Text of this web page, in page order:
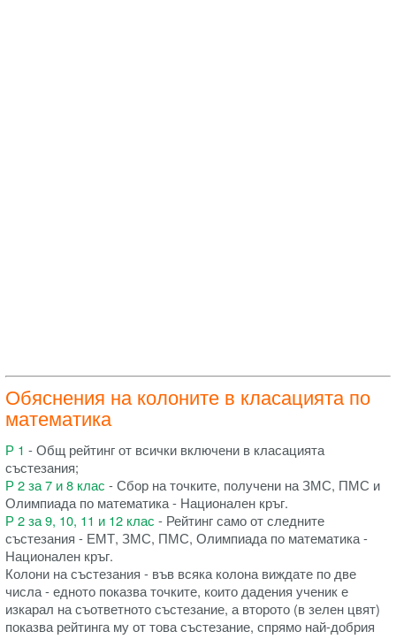
Обяснения на колоните в класацията по
математика
Р 1 - Общ рейтинг от всички включени в класацията
състезания;
Р 2 за 7 и 8 клас - Сбор на точките, получени на ЗМС, ПМС и
Олимпиада по математика - Национален кръг.
Р 2 за 9, 10, 11 и 12 клас - Рейтинг само от следните
състезания - ЕМТ, ЗМС, ПМС, Олимпиада по математика -
Национален кръг.
Колони на състезания - във всяка колона виждате по две
числа - едното показва точките, които дадения ученик е
изкарал на съответното състезание, а второто (в зелен цвят)
показва рейтинга му от това състезание, спрямо най-добрия